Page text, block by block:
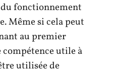
fonctionnement
Même si cela peut
au premier
compétence utile à
utilisée de